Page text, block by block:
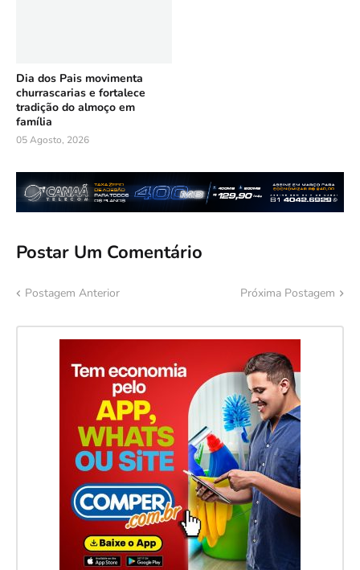
Dia dos Pais movimenta
churrascarias e fortalece
tradição do almoço em
família
05 Agosto, 2026
Postar Um Comentário
Postagem Anterior Próxima Postagem